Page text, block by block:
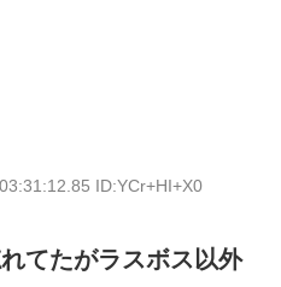
ID:YCr+HI+X0
てたがラスボス以外